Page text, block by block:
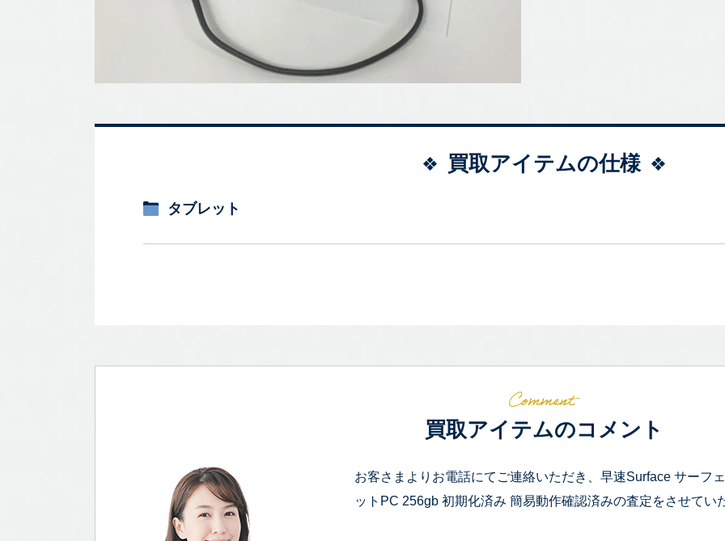
買取アイテムの仕様
タブレット
買取アイテムのコメント
お客さまよりお電話にてご連絡いただき、早速Surface サーフ
ットPC 256gb 初期化済み 簡易動作確認済みの査定をさせてい